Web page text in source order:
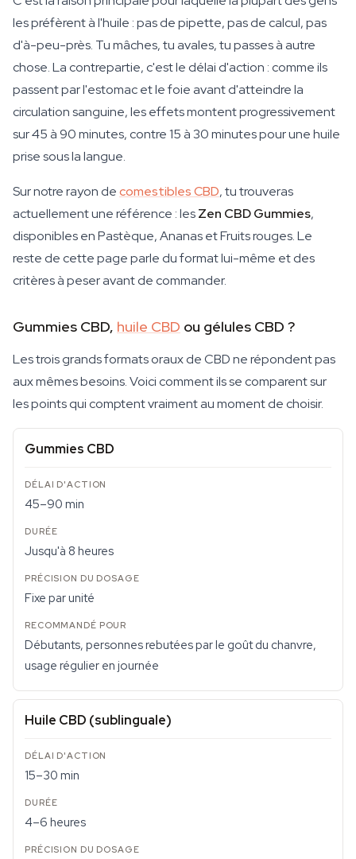
les préfèrent à l'huile : pas de pipette, pas de calcul, pas
d'à-peu-près. Tu mâches, tu avales, tu passes à autre
chose. La contrepartie, c'est le délai d'action : comme ils
passent par l'estomac et le foie avant d'atteindre la
circulation sanguine, les effets montent progressivement
sur 45 à 90 minutes, contre 15 à 30 minutes pour une huile
prise sous la langue.
Sur notre rayon decomestibles CBD, tu trouveras
actuellement une référence : lesZen CBD Gummies,
disponibles en Pastèque, Ananas et Fruits rouges. Le
reste de cette page parle du format lui-même et des
critères à peser avant de commander.
Gummies CBD, huile CBD ou gélules CBD ?
Les trois grands formats oraux de CBD ne répondent pas
aux mêmes besoins. Voici comment ils se comparent sur
les points qui comptent vraiment au moment de choisir.
Gummies CBD
45–90 min
Jusqu'à 8 heures
Fixe par unité
Débutants, personnes rebutées par le goût du chanvre,
usage régulier en journée
Huile CBD (sublinguale)
15–30 min
4–6 heures